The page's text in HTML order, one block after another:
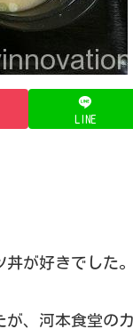
LINE
が好きでした。
、河本食堂の